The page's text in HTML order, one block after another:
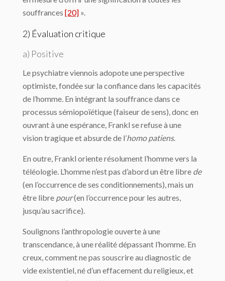
souffrances [20] ».
2) Évaluation critique
a) Positive
Le psychiatre viennois adopote une perspective
optimiste, fondée sur la confiance dans les capacités
de l’homme. En intégrant la souffrance dans ce
processus sémiopoïétique (faiseur de sens), donc en
ouvrant à une espérance, Frankl se refuse à une
vision tragique et absurde de l’homo patiens.
En outre, Frankl oriente résolument l’homme vers la
téléologie. L’homme n’est pas d’abord un être libre de
(en l’occurrence de ses conditionnements), mais un
être libre pour(en l’occurrence pour les autres,
jusqu’au sacrifice).
Soulignons l’anthropologie ouverte à une
transcendance, à une réalité dépassant l’homme. En
creux, comment ne pas souscrire au diagnostic de
vide existentiel, né d’un effacement du religieux, et